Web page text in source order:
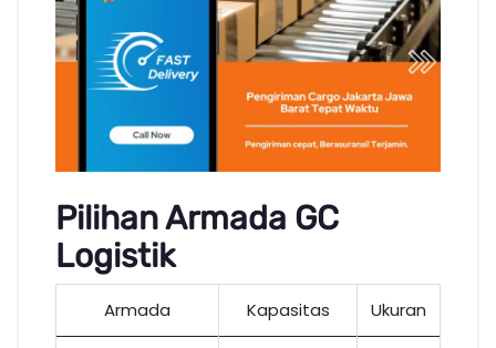
Pilihan Armada GC
Logistik
Armada Kapasitas Ukuran